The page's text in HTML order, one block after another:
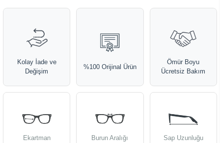
Kolay İade ve
Değişim
%100 Orijinal Ürün
Ömür Boyu
Ücretsiz Bakım
Ekartman Burun Aralığı Sap Uzunluğu